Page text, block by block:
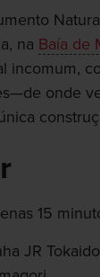
na Baía de
incomum,
onde
15
JR